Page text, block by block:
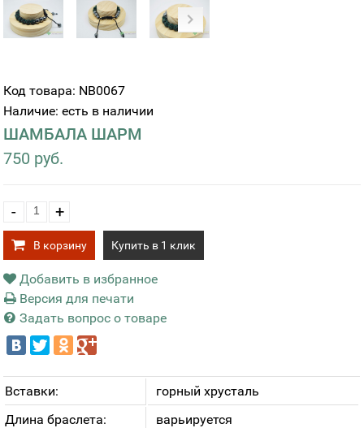
Код товара: NB0067
Наличие: есть в наличии
ШАМБАЛА ШАРМ
750 руб.
- +
В корзину Купить в 1 клик
Добавить в избранное
Версия для печати
Задать вопрос о товаре
Вставки:
горный хрусталь
Длина браслета:
варьируется